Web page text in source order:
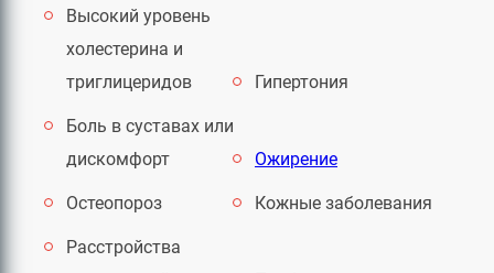
Высокий уровень
холестерина и
триглицеридов
Гипертония
Боль в суставах или
дискомфорт
Ожирение
Остеопороз Кожные заболевания
Расстройства